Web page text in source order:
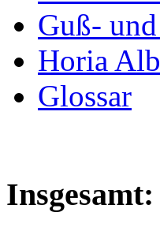
Guß-
Horia
Glossar
Insgesamt: